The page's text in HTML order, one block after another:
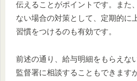
伝えることがポイントです。また
ない場合の対策として、定期的に
習慣をつけるのも有効です。
前述の通り、給与明細をもらえな
監督署に相談することもできます